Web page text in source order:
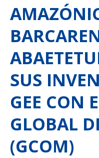
SUS
GEE CON
GLOBAL
(GCOM)